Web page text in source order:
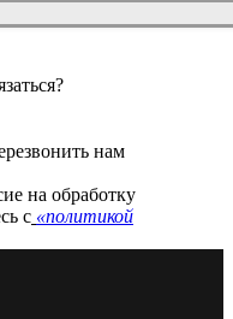
нам
на обработку
c «политикой